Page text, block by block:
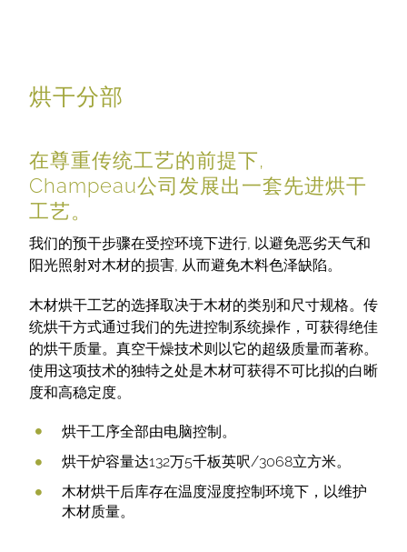
烘干分部
在尊重传统工艺的前提下,
Champeau公司发展出一套先进烘干
工艺。
我们的预干步骤在受控环境下进行, 以避免恶劣天气和
阳光照射对木材的损害, 从而避免木料色泽缺陷。
木材烘干工艺的选择取决于木材的类别和尺寸规格。传
统烘干方式通过我们的先进控制系统操作，可获得绝佳
的烘干质量。真空干燥技术则以它的超级质量而著称。
使用这项技术的独特之处是木材可获得不可比拟的白晰
度和高稳定度。
烘干工序全部由电脑控制。
烘干炉容量达132万5千板英呎/3068立方米。
木材烘干后库存在温度湿度控制环境下，以维护
木材质量。